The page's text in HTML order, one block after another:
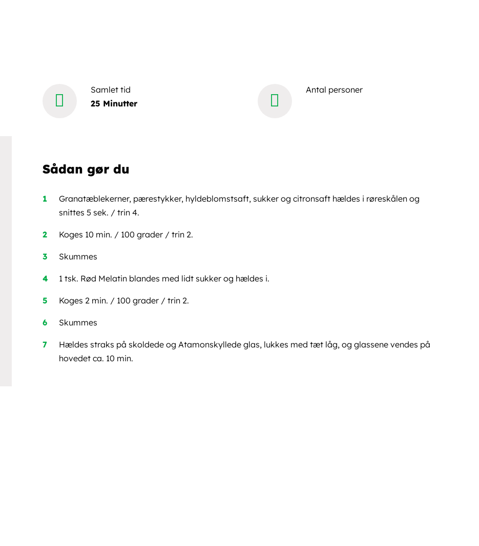
Samlet tid
25 Minutter
Antal personer
Sådan gør du
Granatæblekerner, pærestykker, hyldeblomstsaft, sukker og citronsaft hældes i røreskålen og
snittes 5 sek. / trin 4.
Koges 10 min. / 100 grader / trin 2.
Skummes
1 tsk. Rød Melatin blandes med lidt sukker og hældes i.
Koges 2 min. / 100 grader / trin 2.
Skummes
Hældes straks på skoldede og Atamonskyllede glas, lukkes med tæt låg, og glassene vendes på
hovedet ca. 10 min.